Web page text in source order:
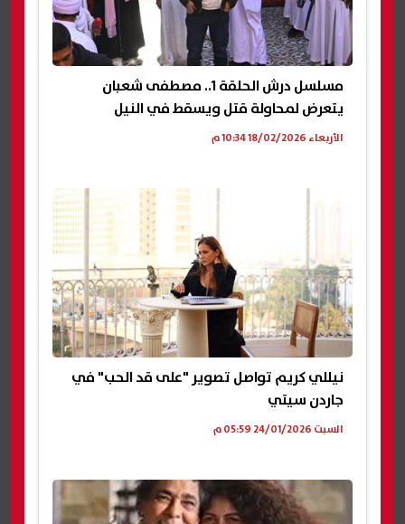
مسلسل درش الحلقة 1.. مصطفى شعبان
يتعرض لمحاولة قتل ويسقط في النيل
الأربعاء 18/02/2026 10:34 م
نيللي كريم تواصل تصوير "على قد الحب" في
جاردن سيتي
السبت 24/01/2026 05:59 م